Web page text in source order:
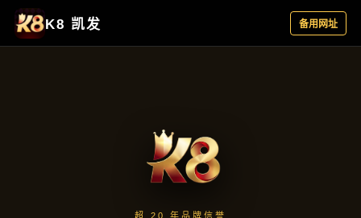
项目成果
首页 项目成果